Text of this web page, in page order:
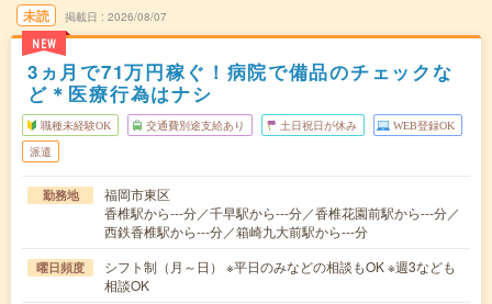
未読
NEW
掲載日 2026/08/07
3ヵ月で71万円稼ぐ！病院で備品のチェックな
ど＊医療行為はナシ
職種未経験OK 交通費別途支給あり 土日祝日が休み WEB登録OK
派遣
勤務地
福岡市東区
香椎駅から---分／千早駅から---分／香椎花園前駅から---分／
西鉄香椎駅から---分／箱崎九大前駅から---分
曜日頻度
シフト制（月～日） ※平日のみなどの相談もOK ※週3なども
相談OK